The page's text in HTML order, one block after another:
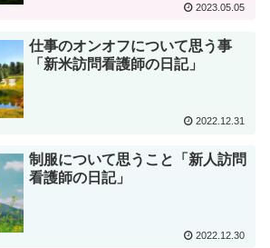
2023.05.05
仕事のオンオフについて思う事
「新米訪問看護師の日記」
2022.12.31
制服について思うこと「新人訪問
看護師の日記」
2022.12.30